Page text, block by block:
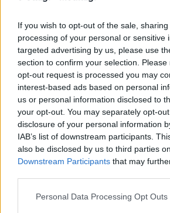
If you wish to opt-out of the sale,
processing of your personal or sensitive
targeted advertising by us, please use
section to confirm your selection.
opt-out request is processed you may
interest-based ads based on personal
us or personal information disclosed to
your opt-out. You may separately opt-
disclosure of your personal information
IAB’s list of downstream participants.
also be disclosed by us to third parties
Downstream Participants that may
Personal Data Processing Opt Outs
Ο Δήμος Αμαρουσίου άνοιξε τις
ευρωπαϊκή εκπαιδευτική
εκπαιδευτικές αποστολές από τη
Ρουμανία, την Τουρκία και την
του προγράμματος Erasmus+
Different and United». Η φιλοξενία
πραγματοποιήθηκε μέσω του 18ου
Σχολείου Αμαρουσίου,
ρόλο της σχολικής μονάδας στην
εξωστρέφειας […]
18.05.2026 - 08.38